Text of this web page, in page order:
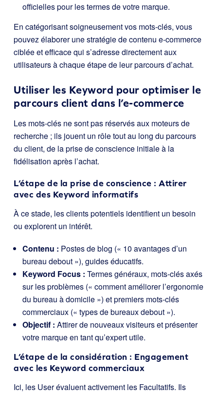
officielles pour les termes de votre marque.
En catégorisant soigneusement vos mots-clés, vous
pouvez élaborer une stratégie de contenu e-commerce
ciblée et efficace qui s’adresse directement aux
utilisateurs à chaque étape de leur parcours d’achat.
Utiliser les Keyword pour optimiser le
parcours client dans l’e-commerce
Les mots-clés ne sont pas réservés aux moteurs de
recherche ; ils jouent un rôle tout au long du parcours
du client, de la prise de conscience initiale à la
fidélisation après l’achat.
L’étape de la prise de conscience : Attirer
avec des Keyword informatifs
À ce stade, les clients potentiels identifient un besoin
ou explorent un intérêt.
Contenu : Postes de blog (« 10 avantages d’un
bureau debout »), guides éducatifs.
Keyword Focus : Termes généraux, mots-clés axés
sur les problèmes (« comment améliorer l’ergonomie
du bureau à domicile ») et premiers mots-clés
commerciaux (« types de bureaux debout »).
Objectif : Attirer de nouveaux visiteurs et présenter
votre marque en tant qu’expert utile.
L’étape de la considération : Engagement
avec les Keyword commerciaux
Ici, les User évaluent activement les Facultatifs. Ils